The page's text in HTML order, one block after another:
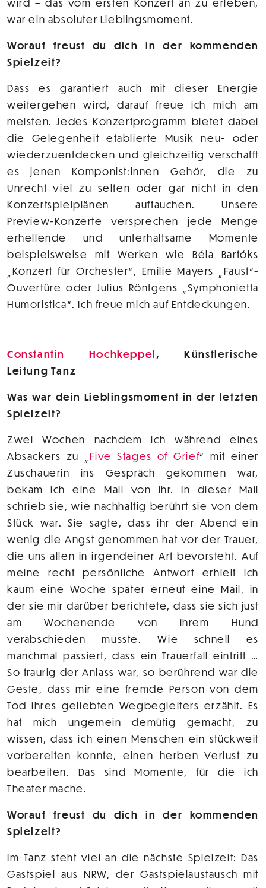
wird – das vom ersten Konzert an zu erleben,
war ein absoluter Lieblingsmoment.
Worauf freust du dich in der kommenden
Spielzeit?
Dass es garantiert auch mit dieser Energie
weitergehen wird, darauf freue ich mich am
meisten. Jedes Konzertprogramm bietet dabei
die Gelegenheit etablierte Musik neu- oder
wiederzuentdecken und gleichzeitig verschafft
es jenen Komponist:innen Gehör, die zu
Unrecht viel zu selten oder gar nicht in den
Konzertspielplänen auftauchen. Unsere
Preview-Konzerte versprechen jede Menge
erhellende und unterhaltsame Momente
beispielsweise mit Werken wie Béla Bartóks
„Konzert für Orchester“, Emilie Mayers „Faust“-
Ouvertüre oder Julius Röntgens „Symphonietta
Humoristica“. Ich freue mich auf Entdeckungen.
Constantin Hochkeppel, Künstlerische
Leitung Tanz
Was war dein Lieblingsmoment in der letzten
Spielzeit?
Zwei Wochen nachdem ich während eines
Absackers zu „ Five Stages of Grief“ mit einer
Zuschauerin ins Gespräch gekommen war,
bekam ich eine Mail von ihr. In dieser Mail
schrieb sie, wie nachhaltig berührt sie von dem
Stück war. Sie sagte, dass ihr der Abend ein
wenig die Angst genommen hat vor der Trauer,
die uns allen in irgendeiner Art bevorsteht. Auf
meine recht persönliche Antwort erhielt ich
kaum eine Woche später erneut eine Mail, in
der sie mir darüber berichtete, dass sie sich just
am Wochenende von ihrem Hund
verabschieden musste. Wie schnell es
manchmal passiert, dass ein Trauerfall eintritt …
So traurig der Anlass war, so berührend war die
Geste, dass mir eine fremde Person von dem
Tod ihres geliebten Wegbegleiters erzählt. Es
hat mich ungemein demütig gemacht, zu
wissen, dass ich einen Menschen ein stückweit
vorbereiten konnte, einen herben Verlust zu
bearbeiten. Das sind Momente, für die ich
Theater mache.
Worauf freust du dich in der kommenden
Spielzeit?
Im Tanz steht viel an die nächste Spielzeit: Das
Gastspiel aus NRW, der Gastspielaustausch mit